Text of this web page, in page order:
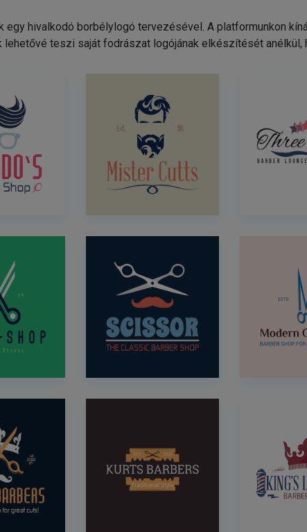
hivalkodó borbélylogó tervezésével. A platformunkon
teszi saját fodrászat logójának elkészítését